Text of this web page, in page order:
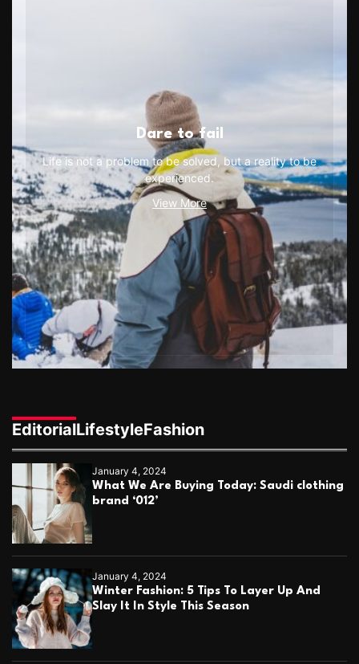
Dare to fail
Life is not a problem to be solved, but a reality to be
experienced.
View More
EditorialLifestyleFashion
January 4, 2024
What We Are Buying Today: Saudi clothing
brand ‘012’
January 4, 2024
Winter Fashion: 5 Tips To Layer Up And
Slay It In Style This Season